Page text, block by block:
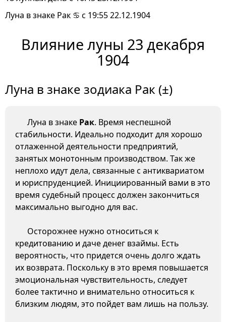
Луна в знаке Рак ♋ с 19:55 22.12.1904
Влияние луны 23 декабря
1904
Луна в знаке зодиака Рак (±)
Луна в знаке Рак. Время неспешной
стабильности. Идеально подходит для хорошо
отлаженной деятельности предприятий,
занятых монотонным производством. Так же
неплохо идут дела, связанные с антиквариатом
и юриспруденцией. Инициированный вами в это
время судебный процесс должен закончиться
максимально выгодно для вас.
Осторожнее нужно относиться к
кредитованию и даче денег взаймы. Есть
вероятность, что придется очень долго ждать
их возврата. Поскольку в это время повышается
эмоциональная чувствительность, следует
более тактично и внимательно относиться к
близким людям, это пойдет вам лишь на пользу.